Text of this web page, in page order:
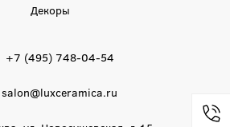
Декоры
+7 (495) 748-04-54
salon@luxceramica.ru